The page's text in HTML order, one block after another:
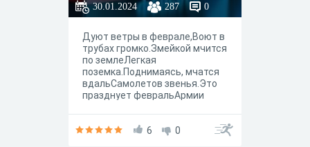
30.01.2024 287 0
Дуют ветры в феврале,Воют в
трубах громко.Змейкой мчится
по землеЛегкая
поземка.Поднимаясь, мчатся
вдальСамолетов звенья.Это
празднует февральАрмии
6
0